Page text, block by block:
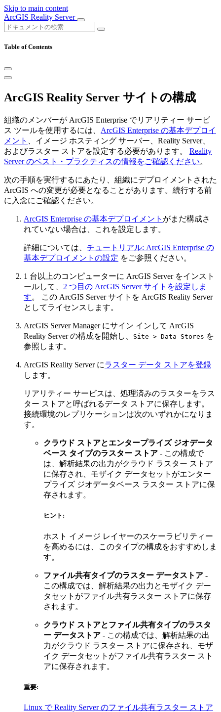
Skip to main content
ArcGIS Reality Server
Table of Contents
ArcGIS Reality Server サイトの構成
組織のメンバーが ArcGIS Enterprise でリアリティー サービ
ス ツールを使用するには、 ArcGIS Enterprise の基本デプロイ
メント
、イメージ ホスティング サーバー、Reality Server、
およびラスター ストアを設定する必要があります。 Reality
Server のベスト・プラクティスの情報をご確認ください。
次の手順を実行するにあたり、組織にデプロイメントされた
ArcGIS への変更が必要となることがあります。続行する前
に入念にご確認ください。
ArcGIS Enterprise の基本デプロイメント がまだ構成さ
れていない場合は、これを設定します。
詳細については、 チュートリアル: ArcGIS Enterprise の
基本デプロイメントの設定 をご参照ください。
1 台以上のコンピューターに ArcGIS Server をインスト
ールして、 2 つ目の ArcGIS Server サイトを設定しま
す。 この ArcGIS Server サイトを ArcGIS Reality Server
としてライセンスします。
ArcGIS Server Manager にサイン インして ArcGIS
Reality Server の構成を開始し、
Site > Data Stores を
参照します。
ArcGIS Reality Server にラスター データ ストアを登録
します。
リアリティー サービスは、処理済みのラスターをラス
ター ストアと呼ばれるデータ ストアに保存します。
接続環境のレプリケーションは次のいずれかになりま
す。
クラウド ストアとエンタープライズ ジオデータ
ベース タイプのラスター ストア - この構成で
は、解析結果の出力がクラウド ラスター ストア
に保存され、モザイク データセットがエンター
プライズ ジオデータベース ラスター ストアに保
存されます。
ヒント:
ホスト イメージ レイヤーのスケーラビリティー
を高めるには、このタイプの構成をおすすめしま
す。
ファイル共有タイプのラスター データストア -
この構成では、解析結果の出力とモザイク デー
タセットがファイル共有ラスター ストアに保存
されます。
クラウド ストアとファイル共有タイプのラスタ
ー データストア - この構成では、解析結果の出
力がクラウド ラスター ストアに保存され、モザ
イク データセットがファイル共有ラスター スト
アに保存されます。
重要:
Linux で Reality Server のファイル共有ラスター ストア